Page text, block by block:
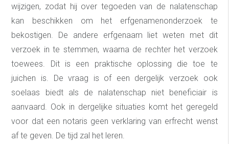
wijzigen, zodat hij over tegoeden van de nalatenschap
kan beschikken om het erfgenamenonderzoek te
bekostigen. De andere erfgenaam liet weten met dit
verzoek in te stemmen, waarna de rechter het verzoek
toewees. Dit is een praktische oplossing die toe te
juichen is. De vraag is of een dergelijk verzoek ook
soelaas biedt als de nalatenschap niet beneficiair is
aanvaard. Ook in dergelijke situaties komt het geregeld
voor dat een notaris geen verklaring van erfrecht wenst
af te geven. De tijd zal het leren.